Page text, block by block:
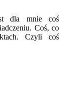
dla mnie coś
Coś, co
Czyli coś